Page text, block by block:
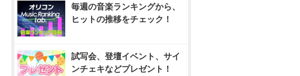
毎週の音楽ランキングから、
ヒットの推移をチェック！
試写会、登壇イベント、サイ
ンチェキなどプレゼント！